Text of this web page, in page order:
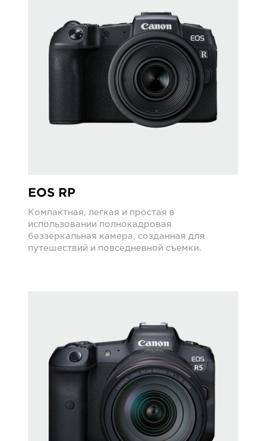
EOS RP
Компактная, легкая и простая в
использовании полнокадровая
беззеркальная камера, созданная для
путешествий и повседневной съемки.